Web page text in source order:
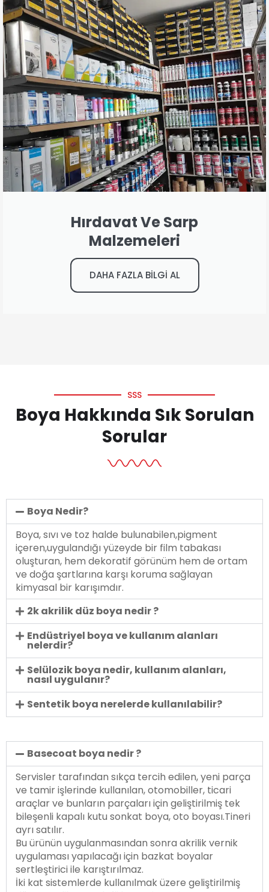
Hırdavat Ve Sarp
Malzemeleri
DAHA FAZLA BİLGİ AL
SSS
Boya Hakkında Sık Sorulan
Sorular
Boya Nedir?
Boya, sıvı ve toz halde bulunabilen,pigment
içeren,uygulandığı yüzeyde bir film tabakası
oluşturan, hem dekoratif görünüm hem de ortam
ve doğa şartlarına karşı koruma sağlayan
kimyasal bir karışımdır.
2k akrilik düz boya nedir ?
Endüstriyel boya ve kullanım alanları
nelerdir?
Selülozik boya nedir, kullanım alanları,
nasıl uygulanır?
Sentetik boya nerelerde kullanılabilir?
Basecoat boya nedir ?
Servisler tarafından sıkça tercih edilen, yeni parça
ve tamir işlerinde kullanılan, otomobiller, ticari
araçlar ve bunların parçaları için geliştirilmiş tek
bileşenli kapalı kutu sonkat boya, oto boyası.Tineri
ayrı satılır.
Bu ürünün uygulanmasından sonra akrilik vernik
uygulaması yapılacağı için bazkat boyalar
sertleştirici ile karıştırılmaz.
İki kat sistemlerde kullanılmak üzere geliştirilmiş